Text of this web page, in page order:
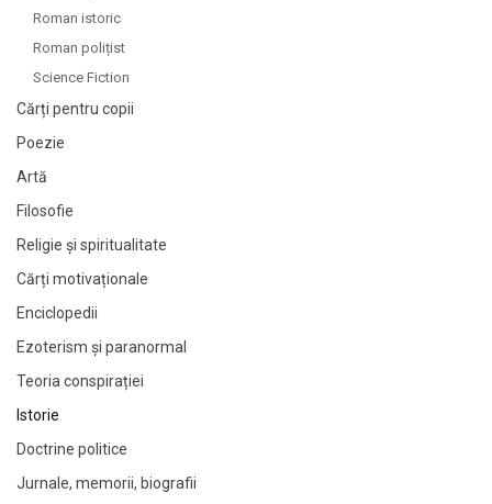
Roman istoric
Roman polițist
Science Fiction
Cărți pentru copii
Poezie
Artă
Filosofie
Religie și spiritualitate
Cărți motivaționale
Enciclopedii
Ezoterism și paranormal
Teoria conspirației
Istorie
Doctrine politice
Jurnale, memorii, biografii